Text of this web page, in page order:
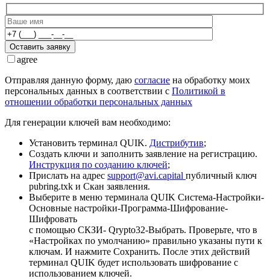
Оставить заявку
agree
Отправляя данную форму, даю согласие на обработку моих
персональных данных в соответствии с Политикой в
отношении обработки персональных данных
Для генерации ключей вам необходимо:
Установить терминал QUIK. Дистрибутив;
Создать ключи и заполнить заявление на регистрацию.
Инструкция по созданию ключей;
Прислать на адрес support@avi.capital публичный ключ
pubring.txk и Скан заявления.
Выберите в меню терминала QUIK Система-Настройки-
Основные настройки-Программа-Шифрование-
Шифровать
с помощью СКЗИ- Qrypto32-Выбрать. Проверьте, что в
«Настройках по умолчанию» правильно указаны пути к
ключам. И нажмите Сохранить. После этих действий
терминал QUIK будет использовать шифрование с
использованием ключей.